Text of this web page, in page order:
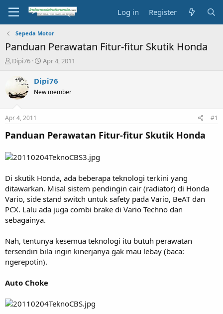
Log in Register
Sepeda Motor
Panduan Perawatan Fitur-fitur Skutik Honda
T
a
t
a
r
e
Dipi76
S
a
r
t
e
Apr 4, 2011
Dipi76
New member
Apr 4, 2011 #1
Panduan Perawatan Fitur-fitur Skutik Honda
Di skutik Honda, ada bebe­rapa teknologi terkini yang
ditawarkan. Misal sistem pendingin cair (radiator) di Honda
Vario, side stand switch untuk safety pada Vario, BeAT dan
PCX. Lalu ada juga combi brake di Vario Techno dan
sebagainya.
Nah, tentunya kesemua teknologi itu butuh perawatan
tersendiri bila ingin kinerjanya gak mau lebay (baca:
ngerepotin).
Auto Choke